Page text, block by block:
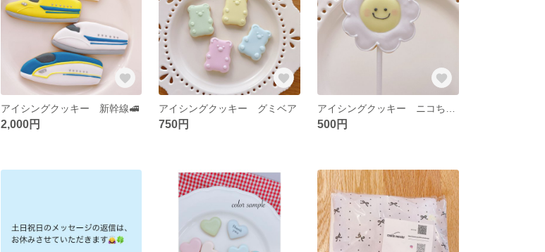
アイシングクッキー 新幹線🚅
2,000円
アイシングクッキー グミベア
750円 500円